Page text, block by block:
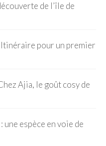
de l’île de
pour un premier
Ajia, le goût cosy de
une espèce en voie de